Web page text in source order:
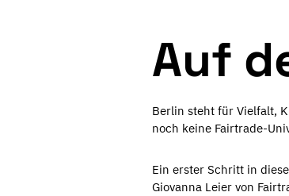
Auf
Berlin steht für Vielfalt,
noch keine Fairtrade-
Ein erster Schritt in
Giovanna Leier von